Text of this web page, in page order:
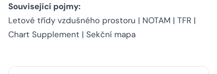
Související pojmy:
Letové třídy vzdušného prostoru | NOTAM | TFR |
Chart Supplement | Sekční mapa